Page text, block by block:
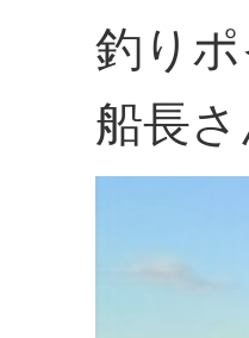
釣り
船長